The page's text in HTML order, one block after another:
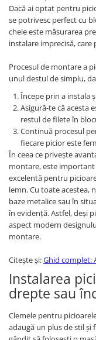
Dacă ai optat pentru
se potrivesc perfect cu
cheie este măsurarea
instalare imprecisă,
Procesul de montare a
unul destul de simplu,
Începe prin a instala
Asigură-te că acesta
restul de filete în
Continuă procesul
fiecare picior este
În ceea ce privește
montare, este
excelentă pentru
lemn. Cu toate acestea,
baze metalice sau în
în evidență. Astfel, deși
aspect modern
montare.
Citește și:Ghid complet:
Instalarea
drepte sau
Clemele pentru
adaugă un plus de stil și